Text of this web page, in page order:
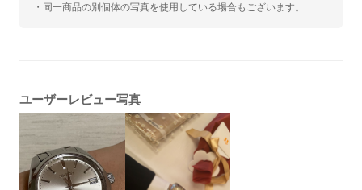
・同一商品の別個体の写真を使用している場合もございます。
ユーザーレビュー写真